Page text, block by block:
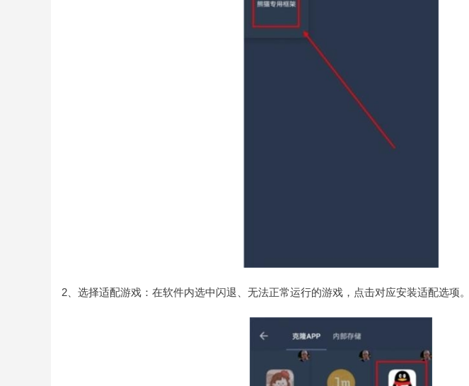
2、选择适配游戏：在软件内选中闪退、无法正常运行的游戏，点击对应安装适配选项。